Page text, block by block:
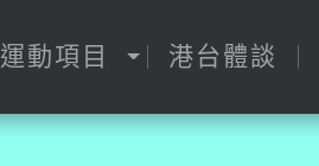
運動項目 港台體談